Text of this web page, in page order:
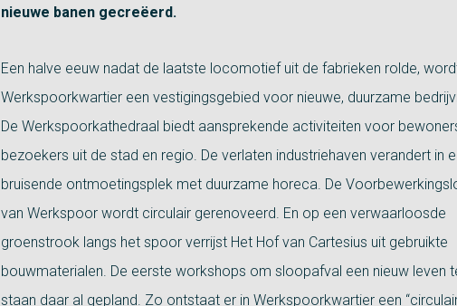
nieuwe banen gecreëerd.
Een halve eeuw nadat de laatste locomotief uit de fabrieken rolde,
Werkspoorkwartier een vestigingsgebied voor nieuwe, duurzame
De Werkspoorkathedraal biedt aansprekende activiteiten voor
bezoekers uit de stad en regio. De verlaten industriehaven verandert in
bruisende ontmoetingsplek met duurzame horeca. De
van Werkspoor wordt circulair gerenoveerd. En op een verwaarloosde
groenstrook langs het spoor verrijst Het Hof van Cartesius uit gebruikte
bouwmaterialen. De eerste workshops om sloopafval een nieuw leven
staan daar al gepland. Zo ontstaat er in Werkspoorkwartier een